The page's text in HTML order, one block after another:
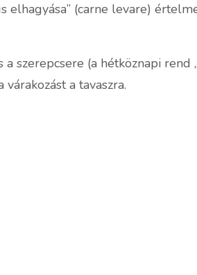
elhagyása” (carne levare)
a szerepcsere (a hétköznapi
a tavaszra.